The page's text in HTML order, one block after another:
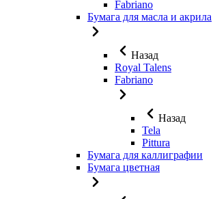
Fabriano
Бумага для масла и акрила
Назад
Royal Talens
Fabriano
Назад
Tela
Pittura
Бумага для каллиграфии
Бумага цветная